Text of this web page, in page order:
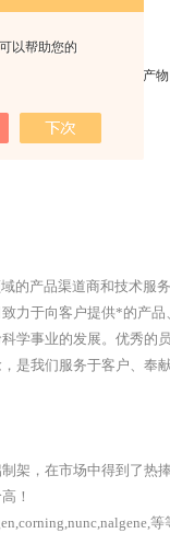
以帮助您的
）和纯化之后的PCR产
的产品渠道商和技术服
力于向客户提供*的产
学事业的发展。优秀的
是我们服务于客户、奉
架，在市场中得到了热
！
等